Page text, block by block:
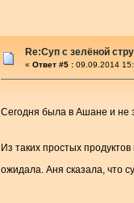
Re:Cуп с зелёной
« Ответ #5 : 09.09.2014
Сегодня была в Ашане и не
Из таких простых
ожидала. Аня сказала, что